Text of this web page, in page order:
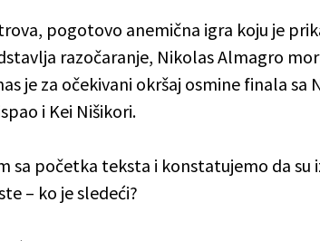
pogotovo anemična igra koju je
razočaranje, Nikolas Almagro
je za očekivani okršaj osmine finala sa
i Kei Nišikori.
sa početka teksta i konstatujemo da su
– ko je sledeći?